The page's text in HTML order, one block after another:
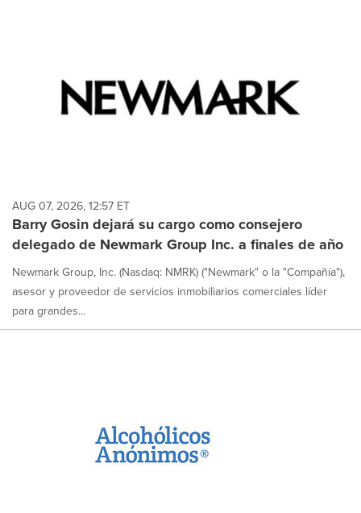
AUG 07, 2026, 12:57 ET
Barry Gosin dejará su cargo como consejero
delegado de Newmark Group Inc. a finales de año
Newmark Group, Inc. (Nasdaq: NMRK) ("Newmark" o la "Compañía"),
asesor y proveedor de servicios inmobiliarios comerciales líder
para grandes...